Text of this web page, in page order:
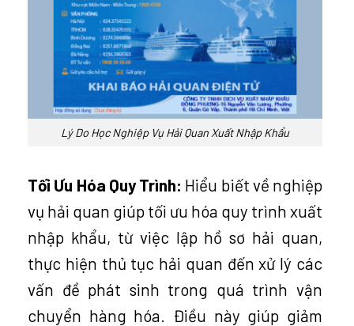
Lý Do Học Nghiệp Vụ Hải Quan Xuất Nhập Khẩu
Tối Ưu Hóa Quy Trình: Hiểu biết về nghiệp
vụ hải quan giúp tối ưu hóa quy trình xuất
nhập khẩu, từ việc lập hồ sơ hải quan,
thực hiện thủ tục hải quan đến xử lý các
vấn đề phát sinh trong quá trình vận
chuyển hàng hóa. Điều này giúp giảm